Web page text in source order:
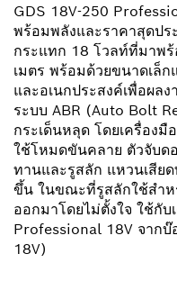
GDS 18V-250
พร้อมพลังและราคาสุดป
กระแทก 18 โวลท์ที่มาพ
เมตร พร้อมด้วยขนาดเล็
และอเนกประสงค์เพื่อผล
ระบบ ABR (Auto Bolt
กระเด็นหลุด โดยเครื่อง
ใช้โหมดขันคลาย ตัวจับด
ทานและรูสลัก แหวนเสีย
ขึ้น ในขณะที่รูสลักใช้สำห
ออกมาโดยไม่ตั้งใจ ใช้กับ
Professional 18V จาก
18V)